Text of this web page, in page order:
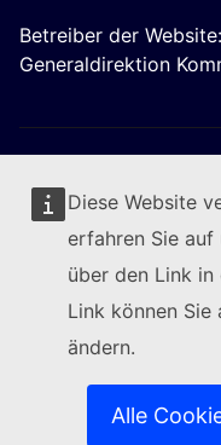
Diese Website
erfahren Sie auf
über den Link in
Link können Sie
ändern.
Alle
Betreiber der Website:
Generaldirektion
Folgen Sie der
Kontakt(Externer
IT-Sicherheitslücke
Sprachen auf
(Externer
Schutz der